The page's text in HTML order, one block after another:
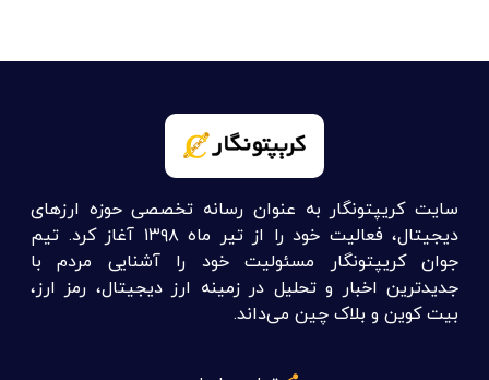
سایت کریپتونگار به عنوان رسانه تخصصی حوزه ارزهای
دیجیتال، فعالیت خود را از تیر ماه ۱۳۹۸ آغاز کرد. تیم
جوان کریپتونگار مسئولیت خود را آشنایی مردم با
جدیدترین اخبار و تحلیل در زمینه ارز دیجیتال، رمز ارز،
بیت کوین و بلاک چین می‌داند.